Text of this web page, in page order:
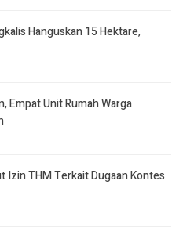
Hanguskan 15 Hektare,
Empat Unit Rumah Warga
Izin THM Terkait Dugaan Kontes